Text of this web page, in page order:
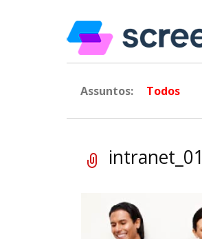
Assuntos: Todos
intranet_01